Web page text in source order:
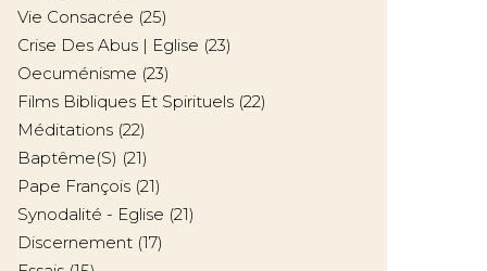
Vie Consacrée (25)
Crise Des Abus | Eglise (23)
Oecuménisme (23)
Films Bibliques Et Spirituels (22)
Méditations (22)
Baptême(s) (21)
Pape François (21)
Synodalité - Eglise (21)
Discernement (17)